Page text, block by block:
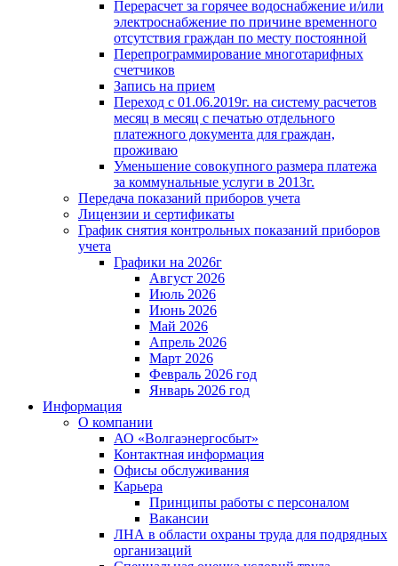
Перерасчет за горячее водоснабжение и/или
электроснабжение по причине временного
отсутствия граждан по месту постоянной
Перепрограммирование многотарифных
счетчиков
Запись на прием
Переход с 01.06.2019г. на систему расчетов
месяц в месяц с печатью отдельного
платежного документа для граждан,
проживаю
Уменьшение совокупного размера платежа
за коммунальные услуги в 2013г.
Передача показаний приборов учета
Лицензии и сертификаты
График снятия контрольных показаний приборов
учета
Графики на 2026г
Август 2026
Июль 2026
Июнь 2026
Май 2026
Апрель 2026
Март 2026
Февраль 2026 год
Январь 2026 год
Информация
О компании
АО «Волгаэнергосбыт»
Контактная информация
Офисы обслуживания
Карьера
Принципы работы с персоналом
Вакансии
ЛНА в области охраны труда для подрядных
организаций